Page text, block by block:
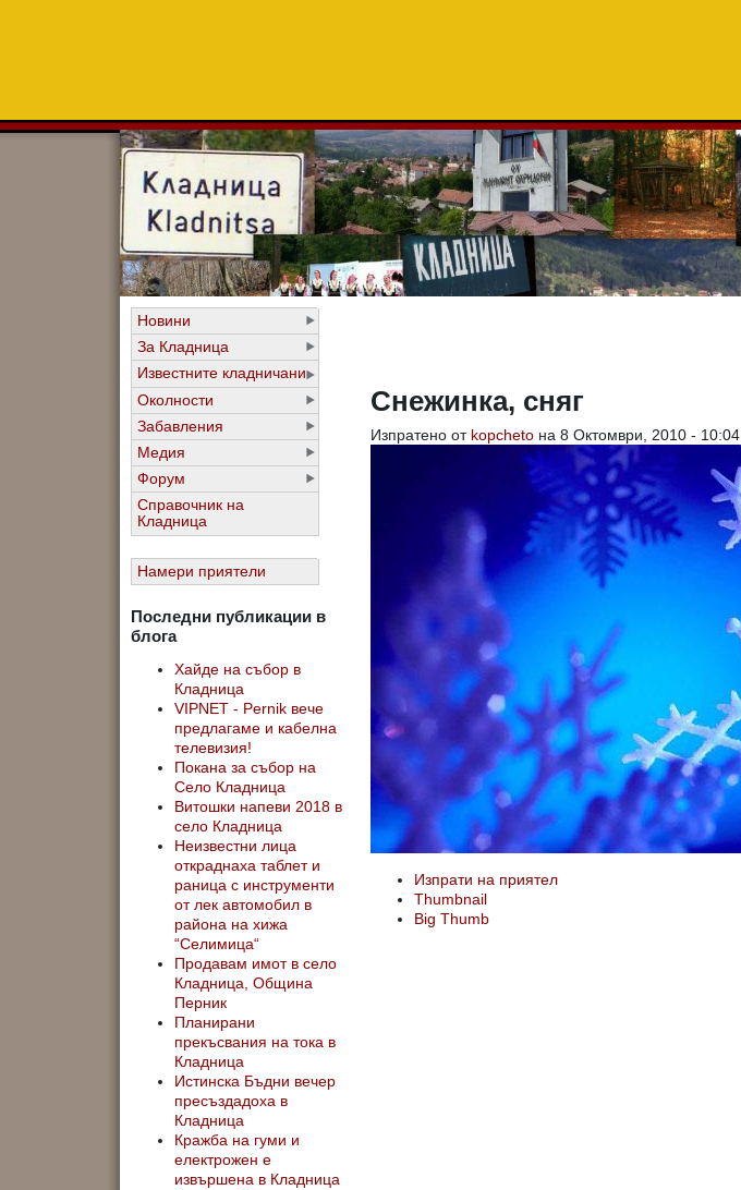
Новини
За Кладница
Известните кладничани
Околности
Забавления
Медия
Форум
Справочник на
Кладница
Намери приятели
Последни публикации в
блога
Хайде на събор в
Кладница
VIPNET - Pernik вече
предлагаме и кабелна
телевизия!
Покана за събор на
Село Кладница
Витошки напеви 2018 в
село Кладница
Неизвестни лица
откраднаха таблет и
раница с инструменти
от лек автомобил в
района на хижа
“Селимица“
Продавам имот в село
Кладница, Община
Перник
Планирани
прекъсвания на тока в
Кладница
Истинска Бъдни вечер
пресъздадоха в
Кладница
Кражба на гуми и
електрожен е
извършена в Кладница
Снежинка, сняг
Изпратено от kopcheto на 8 Октомври, 2010 - 10:04
Изпрати на приятел
Thumbnail
Big Thumb